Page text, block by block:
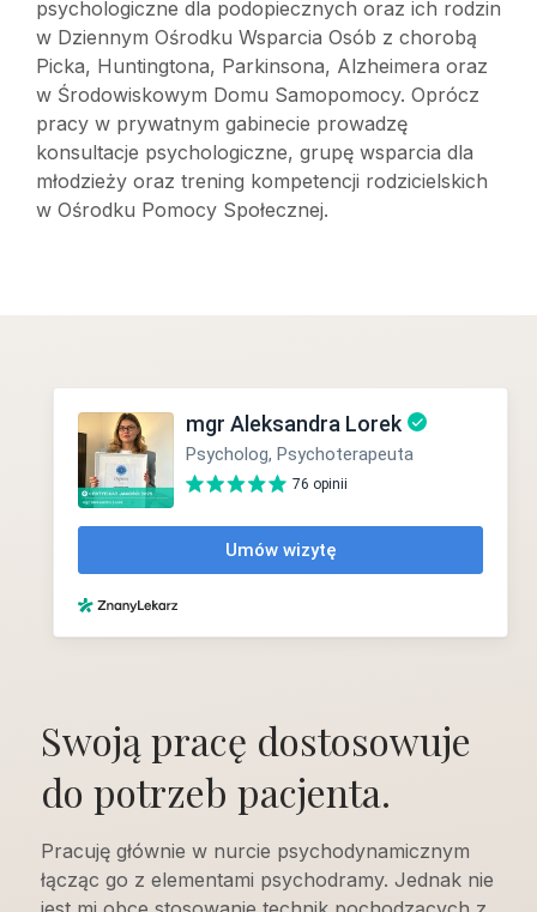
psychologiczne dla podopiecznych oraz ich rodzin
w Dziennym Ośrodku Wsparcia Osób z chorobą
Picka, Huntingtona, Parkinsona, Alzheimera oraz
w Środowiskowym Domu Samopomocy. Oprócz
pracy w prywatnym gabinecie prowadzę
konsultacje psychologiczne, grupę wsparcia dla
młodzieży oraz trening kompetencji rodzicielskich
w Ośrodku Pomocy Społecznej.
Swoją pracę dostosowuje
do potrzeb pacjenta.
Pracuję głównie w nurcie psychodynamicznym
łącząc go z elementami psychodramy. Jednak nie